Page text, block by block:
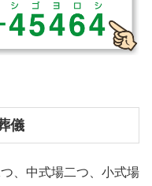
儀
、中式場二つ、小式場